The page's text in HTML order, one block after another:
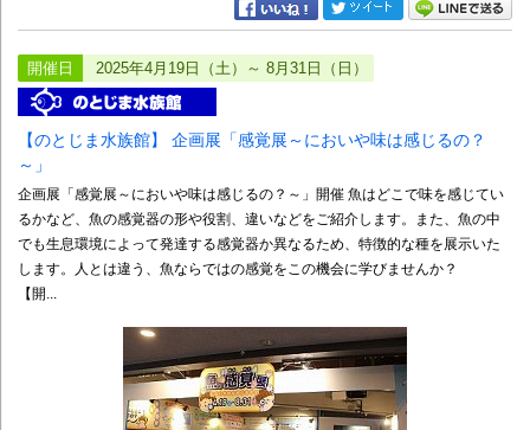
開催日 2025年4月19日（土）～ 8月31日（日）
【のとじま水族館】 企画展「感覚展～においや味は感じるの？
～」
企画展「感覚展～においや味は感じるの？～」開催 魚はどこで味を感じてい
るかなど、魚の感覚器の形や役割、違いなどをご紹介します。また、魚の中
でも生息環境によって発達する感覚器か異なるため、特徴的な種を展示いた
します。人とは違う、魚ならではの感覚をこの機会に学びませんか？
【開...